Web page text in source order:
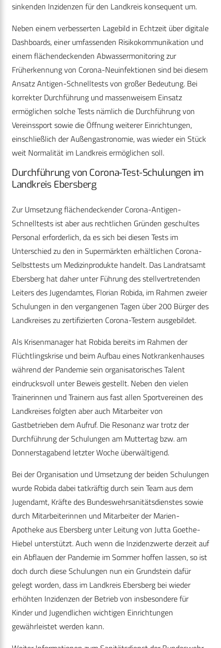
sinkenden Inzidenzen für den Landkreis konsequent um.
Neben einem verbesserten Lagebild in Echtzeit über digitale
Dashboards, einer umfassenden Risikokommunikation und
einem flächendeckenden Abwassermonitoring zur
Früherkennung von Corona-Neuinfektionen sind bei diesem
Ansatz Antigen-Schnelltests von großer Bedeutung. Bei
korrekter Durchführung und massenweisem Einsatz
ermöglichen solche Tests nämlich die Durchführung von
Vereinssport sowie die Öffnung weiterer Einrichtungen,
einschließlich der Außengastronomie, was wieder ein Stück
weit Normalität im Landkreis ermöglichen soll.
Durchführung von Corona-Test-Schulungen im
Landkreis Ebersberg
Zur Umsetzung flächendeckender Corona-Antigen-
Schnelltests ist aber aus rechtlichen Gründen geschultes
Personal erforderlich, da es sich bei diesen Tests im
Unterschied zu den in Supermärkten erhältlichen Corona-
Selbsttests um Medizinprodukte handelt. Das Landratsamt
Ebersberg hat daher unter Führung des stellvertretenden
Leiters des Jugendamtes, Florian Robida, im Rahmen zweier
Schulungen in den vergangenen Tagen über 200 Bürger des
Landkreises zu zertifizierten Corona-Testern ausgebildet.
Als Krisenmanager hat Robida bereits im Rahmen der
Flüchtlingskrise und beim Aufbau eines Notkrankenhauses
während der Pandemie sein organisatorisches Talent
eindrucksvoll unter Beweis gestellt. Neben den vielen
Trainerinnen und Trainern aus fast allen Sportvereinen des
Landkreises folgten aber auch Mitarbeiter von
Gastbetrieben dem Aufruf. Die Resonanz war trotz der
Durchführung der Schulungen am Muttertag bzw. am
Donnerstagabend letzter Woche überwältigend.
Bei der Organisation und Umsetzung der beiden Schulungen
wurde Robida dabei tatkräftig durch sein Team aus dem
Jugendamt, Kräfte des Bundeswehrsanitätsdienstes sowie
durch Mitarbeiterinnen und Mitarbeiter der Marien-
Apotheke aus Ebersberg unter Leitung von Jutta Goethe-
Hiebel unterstützt. Auch wenn die Inzidenzwerte derzeit auf
ein Abflauen der Pandemie im Sommer hoffen lassen, so ist
doch durch diese Schulungen nun ein Grundstein dafür
gelegt worden, dass im Landkreis Ebersberg bei wieder
erhöhten Inzidenzen der Betrieb von insbesondere für
Kinder und Jugendlichen wichtigen Einrichtungen
gewährleistet werden kann.